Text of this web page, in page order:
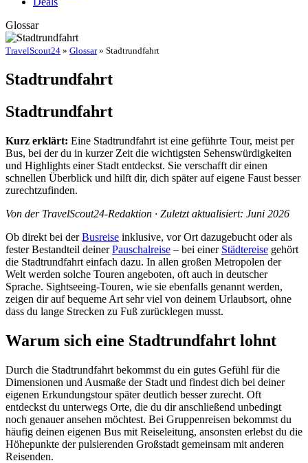
Glossar
TravelScout24 » Glossar» Stadtrundfahrt
Stadtrundfahrt
Stadtrundfahrt
Kurz erklärt: Eine Stadtrundfahrt ist eine geführte Tour, meist per
Bus, bei der du in kurzer Zeit die wichtigsten Sehenswürdigkeiten
und Highlights einer Stadt entdeckst. Sie verschafft dir einen
schnellen Überblick und hilft dir, dich später auf eigene Faust besser
zurechtzufinden.
Von der TravelScout24-Redaktion · Zuletzt aktualisiert: Juni 2026
Ob direkt bei derBusreise inklusive, vor Ort dazugebucht oder als
fester Bestandteil deinerPauschalreise – bei einer Städtereise gehört
die Stadtrundfahrt einfach dazu. In allen großen Metropolen der
Welt werden solche Touren angeboten, oft auch in deutscher
Sprache. Sightseeing-Touren, wie sie ebenfalls genannt werden,
zeigen dir auf bequeme Art sehr viel von deinem Urlaubsort, ohne
dass du lange Strecken zu Fuß zurücklegen musst.
Warum sich eine Stadtrundfahrt lohnt
Durch die Stadtrundfahrt bekommst du ein gutes Gefühl für die
Dimensionen und Ausmaße der Stadt und findest dich bei deiner
eigenen Erkundungstour später deutlich besser zurecht. Oft
entdeckst du unterwegs Orte, die du dir anschließend unbedingt
noch genauer ansehen möchtest. Bei Gruppenreisen bekommst du
häufig deinen eigenen Bus mit Reiseleitung, ansonsten erlebst du die
Höhepunkte der pulsierenden Großstadt gemeinsam mit anderen
Reisenden.